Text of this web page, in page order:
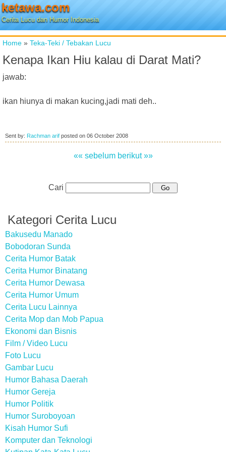
ketawa.com
Cerita Lucu dan Humor Indonesia
Home » Teka-Teki / Tebakan Lucu
Kenapa Ikan Hiu kalau di Darat Mati?
jawab:
ikan hiunya di makan kucing,jadi mati deh..
Sent by: Rachman arif posted on 06 October 2008
«« sebelum berikut »»
Cari
Kategori Cerita Lucu
Bakusedu Manado
Bobodoran Sunda
Cerita Humor Batak
Cerita Humor Binatang
Cerita Humor Dewasa
Cerita Humor Umum
Cerita Lucu Lainnya
Cerita Mop dan Mob Papua
Ekonomi dan Bisnis
Film / Video Lucu
Foto Lucu
Gambar Lucu
Humor Bahasa Daerah
Humor Gereja
Humor Politik
Humor Suroboyoan
Kisah Humor Sufi
Komputer dan Teknologi